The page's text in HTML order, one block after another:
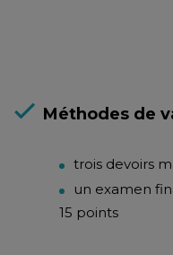
Méthodes de
trois devoirs
un examen
15 points